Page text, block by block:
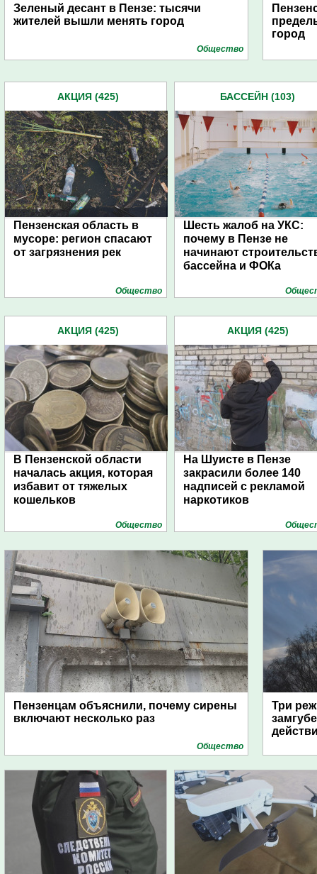
Зеленый десант в Пензе: тысячи
жителей вышли менять город
Общество
город
АКЦИЯ (425)
Пензенская область в
мусоре: регион спасают
от загрязнения рек
Общество
БАССЕЙН (103)
Шесть жалоб на УКС:
почему в Пензе не
начинают
бассейна и ФОКа
АКЦИЯ (425)
В Пензенской области
началась акция, которая
избавит от тяжелых
кошельков
Общество
АКЦИЯ (425)
На Шуисте в Пензе
закрасили более 140
надписей с рекламой
наркотиков
Пензенцам объяснили, почему сирены
включают несколько раз
Общество
Три